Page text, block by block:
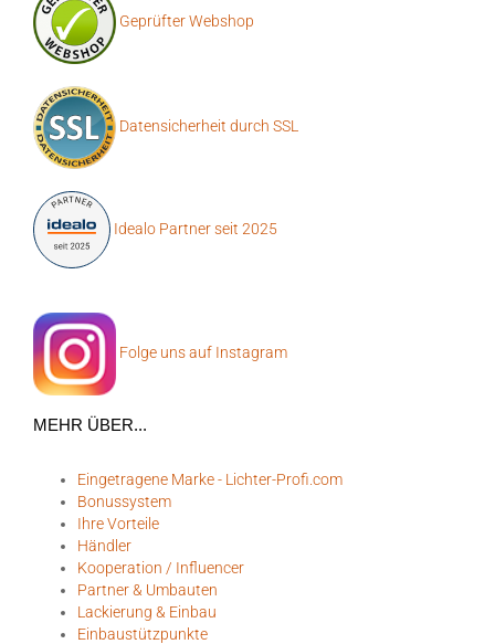
Geprüfter Webshop
Datensicherheit durch SSL
Idealo Partner seit 2025
Folge uns auf Instagram
MEHR ÜBER...
Eingetragene Marke - Lichter-Profi.com
Bonussystem
Ihre Vorteile
Händler
Kooperation / Influencer
Partner & Umbauten
Lackierung & Einbau
Einbaustützpunkte